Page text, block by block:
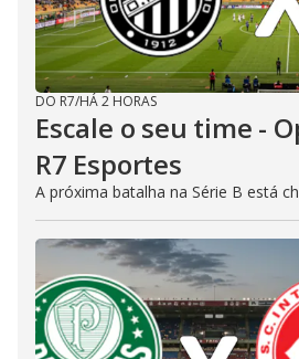
DO R7/HÁ 2 HORAS
Escale o seu time -
R7 Esportes
A próxima batalha na Série B está